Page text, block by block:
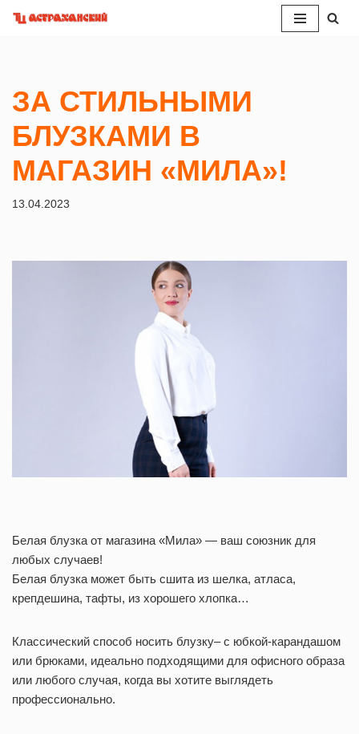
ЗА СТИЛЬНЫМИ
БЛУЗКАМИ В
МАГАЗИН «МИЛА»!
13.04.2023
Белая блузка от магазина «Мила» — ваш союзник для
любых случаев!
Белая блузка может быть сшита из шелка, атласа,
крепдешина, тафты, из хорошего хлопка…
Классический способ носить блузку– с юбкой-карандашом
или брюками, идеально подходящими для офисного образа
или любого случая, когда вы хотите выглядеть
профессионально.